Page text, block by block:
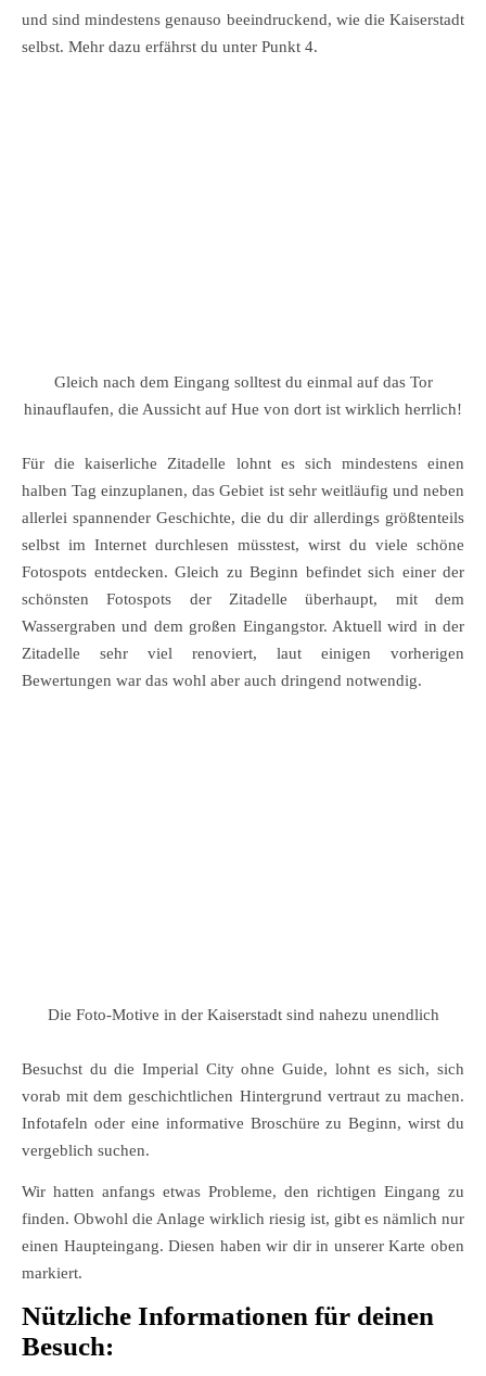
und sind mindestens genauso beeindruckend, wie die Kaiserstadt
selbst. Mehr dazu erfährst du unter Punkt 4.
Gleich nach dem Eingang solltest du einmal auf das Tor
hinauflaufen, die Aussicht auf Hue von dort ist wirklich herrlich!
Für die kaiserliche Zitadelle lohnt es sich mindestens einen
halben Tag einzuplanen, das Gebiet ist sehr weitläufig und neben
allerlei spannender Geschichte, die du dir allerdings größtenteils
selbst im Internet durchlesen müsstest, wirst du viele schöne
Fotospots entdecken. Gleich zu Beginn befindet sich einer der
schönsten Fotospots der Zitadelle überhaupt, mit dem
Wassergraben und dem großen Eingangstor. Aktuell wird in der
Zitadelle sehr viel renoviert, laut einigen vorherigen
Bewertungen war das wohl aber auch dringend notwendig.
Die Foto-Motive in der Kaiserstadt sind nahezu unendlich
Besuchst du die Imperial City ohne Guide, lohnt es sich, sich
vorab mit dem geschichtlichen Hintergrund vertraut zu machen.
Infotafeln oder eine informative Broschüre zu Beginn, wirst du
vergeblich suchen.
Wir hatten anfangs etwas Probleme, den richtigen Eingang zu
finden. Obwohl die Anlage wirklich riesig ist, gibt es nämlich nur
einen Haupteingang. Diesen haben wir dir in unserer Karte oben
markiert.
Nützliche Informationen für deinen
Besuch: